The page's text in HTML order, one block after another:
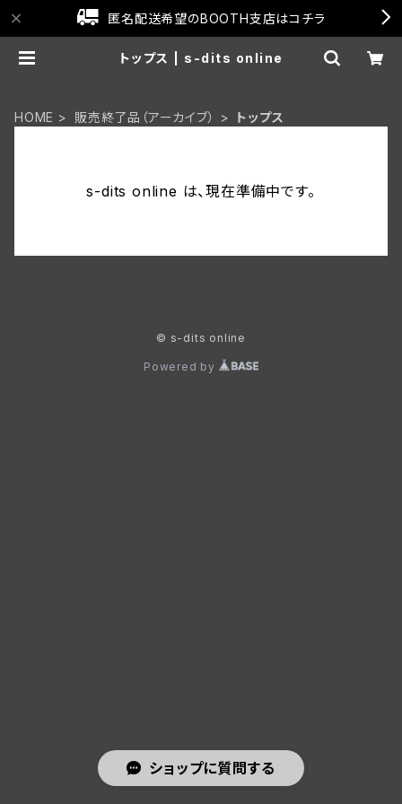
匿名配送希望のBOOTH支店はコチラ
トップス | s-dits online
HOME 販売終了品（アーカイブ） トップス
s-dits online は、現在準備中です。
© s-dits online
Powered by
ショップに質問する